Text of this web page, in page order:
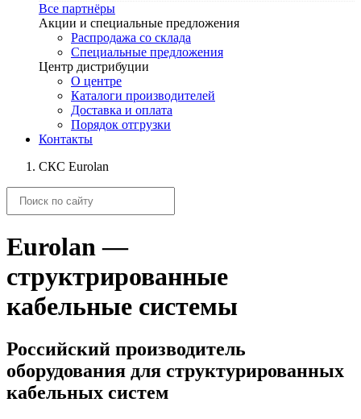
Все партнёры
Акции и специальные предложения
Распродажа со склада
Специальные предложения
Центр дистрибуции
О центре
Каталоги производителей
Доставка и оплата
Порядок отгрузки
Контакты
СКС Eurolan
Eurolan —
структрированные
кабельные системы
Российский производитель
оборудования для структурированных
кабельных систем